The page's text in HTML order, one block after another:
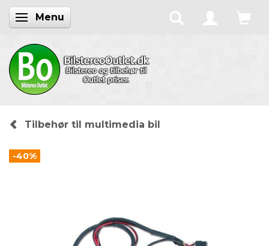
Skifte navigation
Menu
Tilbehør til multimedia bil
-40%